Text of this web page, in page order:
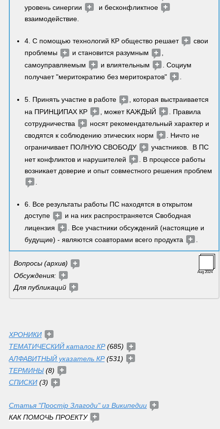
уровень синергии
  и бесконфликтное
взаимодействие.
4. С помощью технологий КР общество решает
свои
проблемы
и становится разумным
,
самоуправляемым
и влиятельным
. Социум
получает "меритократию без меритократов"
5. Принять участие в работе
, которая выстраивается
на ПРИНЦИПАХ КР
, может КАЖДЫЙ
. Правила
сотрудничества
носят рекомендательный характер и
сводятся к соблюдению этических норм
. Ничто не
ограничивает ПОЛНУЮ СВОБОДУ
участников.  В ПС
нет конфликтов и нарушителей
. В процессе работы
возникает доверие и опыт совместного решения проблем
6. Все результаты работы ПС находятся в открытом
доступе
и на них распространяется Свободная
лицензия
. Все участники обсуждений (настоящие и
будущие) - являются соавторами всего продукта
Aug 2024
Вопросы (архив)
Обсуждения:
Для публикаций
ХРОНИКИ
ТЕМАТИЧЕСКИЙ каталог КР (685)
АЛФАВИТНЫЙ указатель КР (531)
ТЕРМИНЫ (8)
СПИСКИ (3)
Статья "Простір Злагоди" из Википедии
КАК ПОМОЧЬ ПРОЕКТУ